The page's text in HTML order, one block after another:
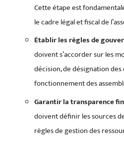
Cette étape est
le cadre légal et fiscal de
Établir les règles de
doivent s’accorder sur les
décision, de désignation
fonctionnement des
Garantir la transparence
doivent définir les sources
règles de gestion des